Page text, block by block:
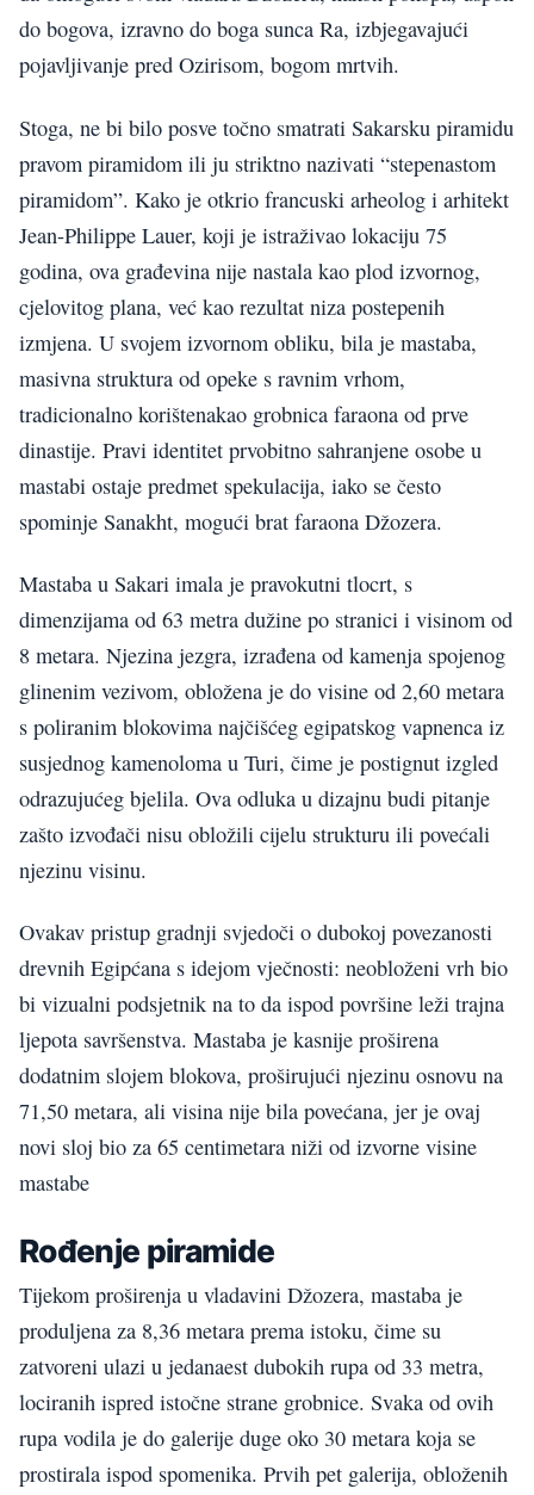
do bogova, izravno do boga sunca Ra, izbjegavajući
pojavljivanje pred Ozirisom, bogom mrtvih.
Stoga, ne bi bilo posve točno smatrati Sakarsku piramidu
pravom piramidom ili ju striktno nazivati “stepenastom
piramidom”. Kako je otkrio francuski arheolog i arhitekt
Jean-Philippe Lauer, koji je istraživao lokaciju 75
godina, ova građevina nije nastala kao plod izvornog,
cjelovitog plana, već kao rezultat niza postepenih
izmjena. U svojem izvornom obliku, bila je mastaba,
masivna struktura od opeke s ravnim vrhom,
tradicionalno korištenakao grobnica faraona od prve
dinastije. Pravi identitet prvobitno sahranjene osobe u
mastabi ostaje predmet spekulacija, iako se često
spominje Sanakht, mogući brat faraona Džozera.
Mastaba u Sakari imala je pravokutni tlocrt, s
dimenzijama od 63 metra dužine po stranici i visinom od
8 metara. Njezina jezgra, izrađena od kamenja spojenog
glinenim vezivom, obložena je do visine od 2,60 metara
s poliranim blokovima najčišćeg egipatskog vapnenca iz
susjednog kamenoloma u Turi, čime je postignut izgled
odrazujućeg bjelila. Ova odluka u dizajnu budi pitanje
zašto izvođači nisu obložili cijelu strukturu ili povećali
njezinu visinu.
Ovakav pristup gradnji svjedoči o dubokoj povezanosti
drevnih Egipćana s idejom vječnosti: neobloženi vrh bio
bi vizualni podsjetnik na to da ispod površine leži trajna
ljepota savršenstva. Mastaba je kasnije proširena
dodatnim slojem blokova, proširujući njezinu osnovu na
71,50 metara, ali visina nije bila povećana, jer je ovaj
novi sloj bio za 65 centimetara niži od izvorne visine
mastabe
Rođenje piramide
Tijekom proširenja u vladavini Džozera, mastaba je
produljena za 8,36 metara prema istoku, čime su
zatvoreni ulazi u jedanaest dubokih rupa od 33 metra,
lociranih ispred istočne strane grobnice. Svaka od ovih
rupa vodila je do galerije duge oko 30 metara koja se
prostirala ispod spomenika. Prvih pet galerija, obloženih